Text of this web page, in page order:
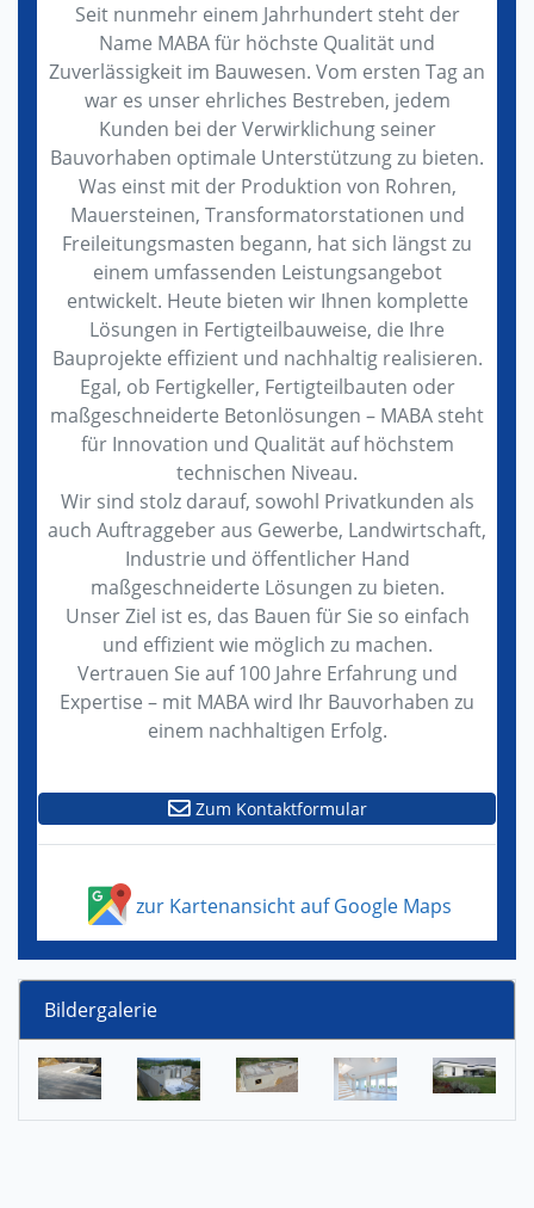
Seit nunmehr einem Jahrhundert steht der
Name MABA für höchste Qualität und
Zuverlässigkeit im Bauwesen. Vom ersten Tag an
war es unser ehrliches Bestreben, jedem
Kunden bei der Verwirklichung seiner
Bauvorhaben optimale Unterstützung zu bieten.
Was einst mit der Produktion von Rohren,
Mauersteinen, Transformatorstationen und
Freileitungsmasten begann, hat sich längst zu
einem umfassenden Leistungsangebot
entwickelt. Heute bieten wir Ihnen komplette
Lösungen in Fertigteilbauweise, die Ihre
Bauprojekte effizient und nachhaltig realisieren.
Egal, ob Fertigkeller, Fertigteilbauten oder
maßgeschneiderte Betonlösungen – MABA steht
für Innovation und Qualität auf höchstem
technischen Niveau.
Wir sind stolz darauf, sowohl Privatkunden als
auch Auftraggeber aus Gewerbe, Landwirtschaft,
Industrie und öffentlicher Hand
maßgeschneiderte Lösungen zu bieten.
Unser Ziel ist es, das Bauen für Sie so einfach
und effizient wie möglich zu machen.
Vertrauen Sie auf 100 Jahre Erfahrung und
Expertise – mit MABA wird Ihr Bauvorhaben zu
einem nachhaltigen Erfolg.
Zum Kontaktformular
zur Kartenansicht auf Google Maps
Bildergalerie